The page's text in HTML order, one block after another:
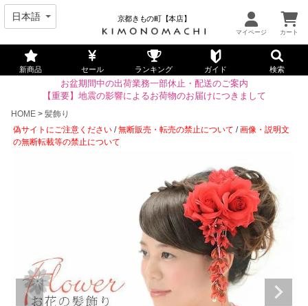
京都きもの町【本店】
新商品 セール ランキング ガイド 検索
お盆期間中の出荷業務一部休止・配送のご案内
【重要】地震の影響によるお荷物のお届けにつきまして
HOME
髪飾り
偽サイトにご注意ください /無断販売・転売の禁止について /画像・説明文
の無断転載等の禁止について